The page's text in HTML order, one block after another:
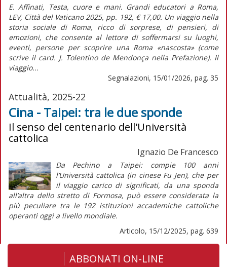
E. Affinati, Testa, cuore e mani. Grandi educatori a Roma,
LEV, Città del Vaticano 2025, pp. 192, € 17,00. Un viaggio nella
storia sociale di Roma, ricco di sorprese, di pensieri, di
emozioni, che consente al lettore di soffermarsi su luoghi,
eventi, persone per scoprire una Roma «nascosta» (come
scrive il card. J. Tolentino de Mendonça nella Prefazione). Il
viaggio...
Segnalazioni, 15/01/2026, pag. 35
Attualità, 2025-22
Cina - Taipei: tra le due sponde
Il senso del centenario dell'Università
cattolica
Ignazio De Francesco
Da Pechino a Taipei: compie 100 anni
l’Università cattolica (in cinese Fu Jen), che per
il viaggiocarico di significati, da una sponda
all’altra dello stretto di Formosa, può essere considerata la
più peculiare tra le 192 istituzioni accademiche cattoliche
operanti oggi a livello mondiale.
Articolo, 15/12/2025, pag. 639
ABBONATI ON-LINE